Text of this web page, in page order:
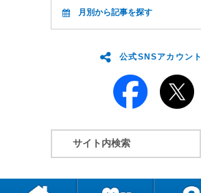
月別から記事を探す
公式SNSアカウント